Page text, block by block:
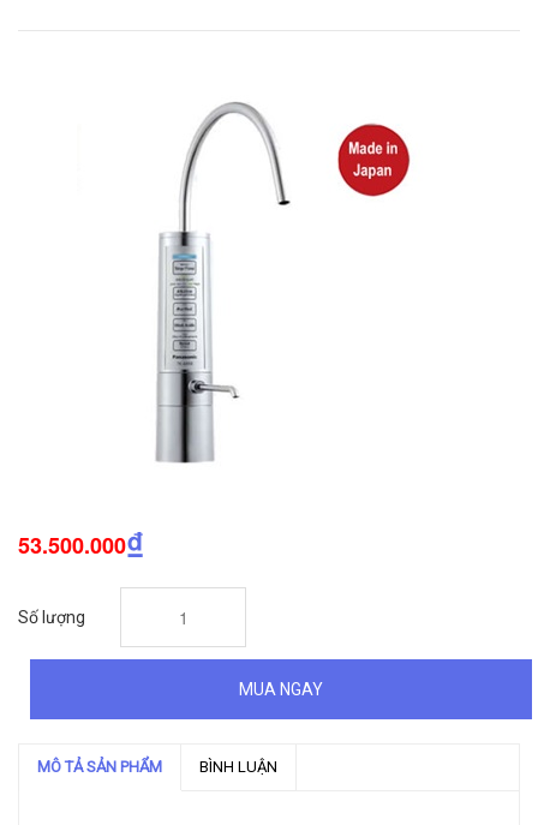
53.500.000₫
Số lượng
MUA NGAY
MÔ TẢ SẢN PHẨM BÌNH LUẬN